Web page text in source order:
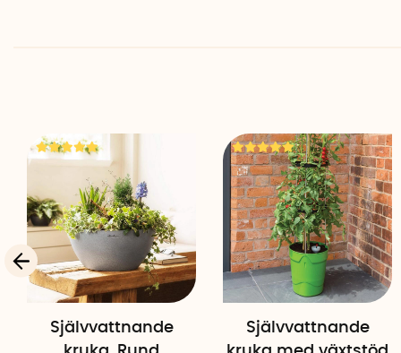
Självvattnande
Självvattnande